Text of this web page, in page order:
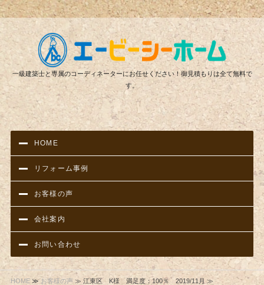
リ
一級建築士と専属のコーディネーターにお任せください！御見積もりは全て無料で
す。
HOME
リフォーム事例
お客様の声
会社案内
お問い合わせ
HOME≫ お客様の声≫ 江東区 K様 満足度：100％ 2019/11月 ≫